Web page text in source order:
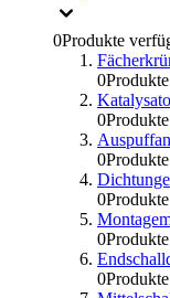
0Produkte
0
0
0
0
0
0